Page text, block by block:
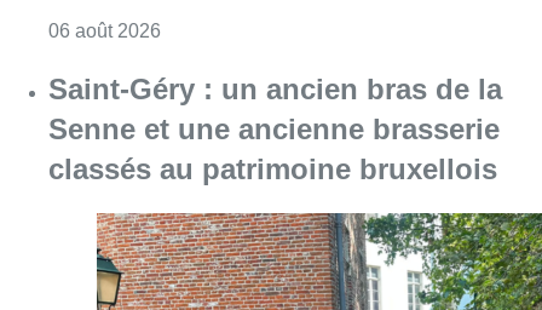
06 août 2026
Saint-Géry : un ancien bras de la
Senne et une ancienne brasserie
classés au patrimoine bruxellois